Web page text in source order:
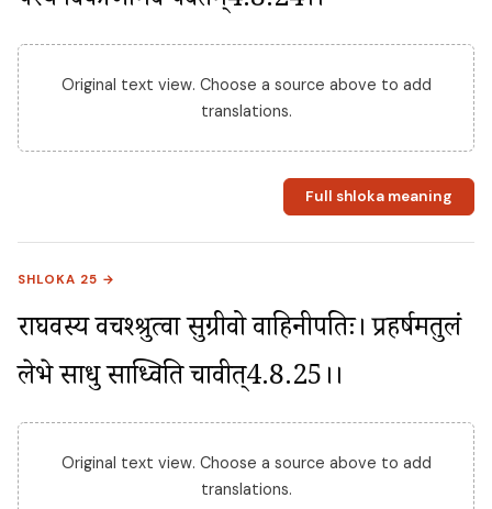
Original text view. Choose a source above to add
translations.
Full shloka meaning
SHLOKA 25 →
राघवस्य वचश्श्रुत्वा सुग्रीवो वाहिनीपतिः। प्रहर्षमतुलं
लेभे साधु साध्विति चाब्रवीत्4.8.25।।
Original text view. Choose a source above to add
translations.